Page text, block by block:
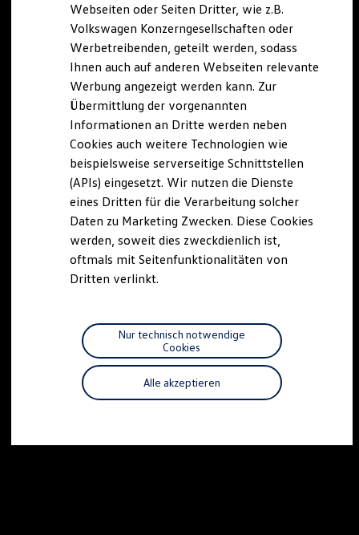
Volkswagen Kollektion
R-Kollektion
GTI Kollektion
Fußball Drop
we drive football
#wedriveproud
Besitzer und Service
myVolkswagen
Software Updates
Service und Ersatzteile
Inspektion und HU/AU
Reparaturen und Checks
Motorenöl und Flüssigkeiten
Räder und Reifen
Pannen- und Unfallhilfe
Economy Service
Volkswagen Teile
Zubehör
Modellspezifisches Zubehör
Individualisieren
Wallbox und Ladekabel
Digitale Extras
Dienste für Ihr Modell finden
Volkswagen Apps, Login und Shop
Handy und Fahrzeug verbinden
Vorgängermodelle
Webseiten oder Seiten Dritter, wie z.B.
Volkswagen Konzerngesellschaften oder
Werbetreibenden, geteilt werden, sodass
Ihnen auch auf anderen Webseiten relevante
Werbung angezeigt werden kann. Zur
Übermittlung der vorgenannten
Informationen an Dritte werden neben
Cookies auch weitere Technologien wie
beispielsweise serverseitige Schnittstellen
(APIs) eingesetzt. Wir nutzen die Dienste
eines Dritten für die Verarbeitung solcher
Daten zu Marketing Zwecken. Diese Cookies
werden, soweit dies zweckdienlich ist,
oftmals mit Seitenfunktionalitäten von
Dritten verlinkt.
Alle akzeptieren
Nur technisch notwendige
Cookies